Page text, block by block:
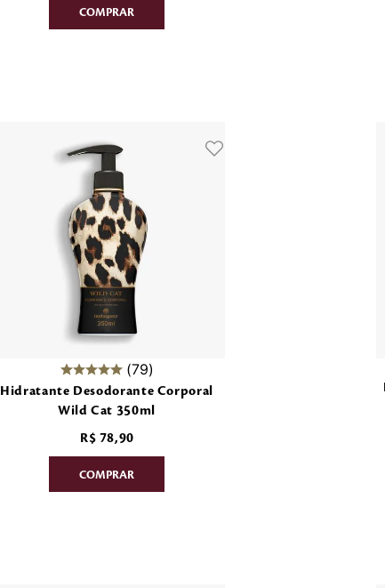
79
Hidratante Desodorante Corporal
Wild Cat 350ml
R$ 78,90